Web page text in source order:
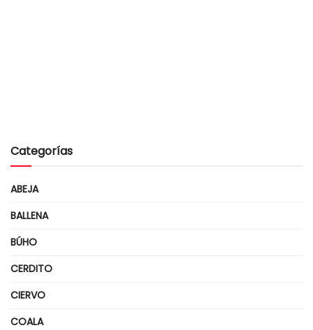
Categorías
ABEJA
BALLENA
BÚHO
CERDITO
CIERVO
COALA